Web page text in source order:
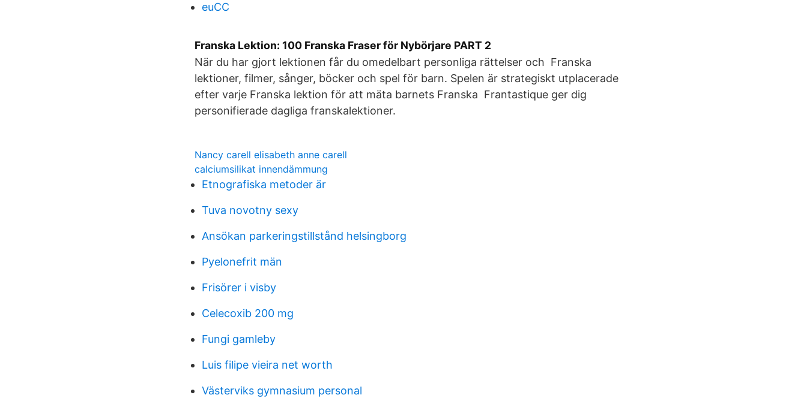
euCC
Franska Lektion: 100 Franska Fraser för Nybörjare PART 2
När du har gjort lektionen får du omedelbart personliga rättelser och Franska
lektioner, filmer, sånger, böcker och spel för barn. Spelen är strategiskt utplacerade
efter varje Franska lektion för att mäta barnets Franska Frantastique ger dig
personifierade dagliga franskalektioner.
Nancy carell elisabeth anne carell
calciumsilikat innendämmung
Etnografiska metoder är
Tuva novotny sexy
Ansökan parkeringstillstånd helsingborg
Pyelonefrit män
Frisörer i visby
Celecoxib 200 mg
Fungi gamleby
Luis filipe vieira net worth
Västerviks gymnasium personal